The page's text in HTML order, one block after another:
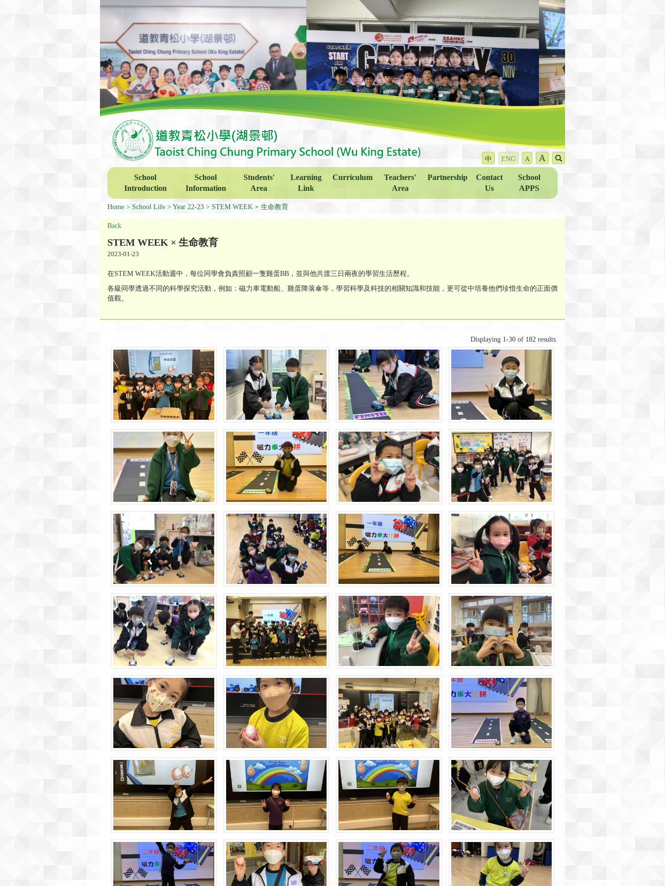
中 ENG A A
School
Introduction
School
Information
Students'
Area
Learning
Link
Curriculum
Teachers'
Area
Partnership
Contact
Us
School
APPS
Home School Life Year 22-23 STEM WEEK × 生命教育
Back
STEM WEEK × 生命教育
2023-01-23
在STEM WEEK活動週中，每位同學會負責照顧一隻雞蛋BB，並與他共渡三日兩夜的學習生活歷程。
各級同學透過不同的科學探究活動，例如：磁力車電動船、雞蛋降落傘等，學習科學及科技的相關知識和技能，更可從中培養他們珍惜生命的正面價
值觀。
Displaying 1-30 of 182 results.